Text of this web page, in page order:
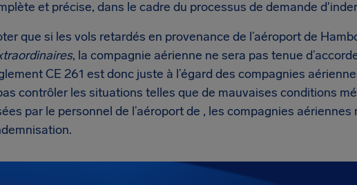
et précise, dans le cadre du processus de demande
que si les vols retardés en provenance de l’aéroport de
, la compagnie aérienne ne sera pas tenue
CE 261 est donc juste à l’égard des compagnies
contrôler les situations telles que de mauvaises conditions
par le personnel de l’aéroport de , les compagnies aériennes